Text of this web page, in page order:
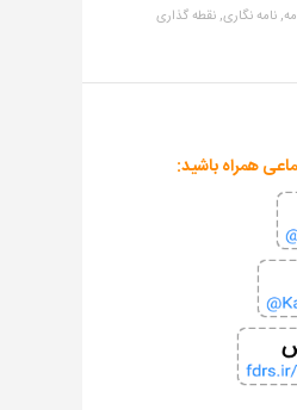
نامه نگاری,نقطه گذاری
همراه باشید: